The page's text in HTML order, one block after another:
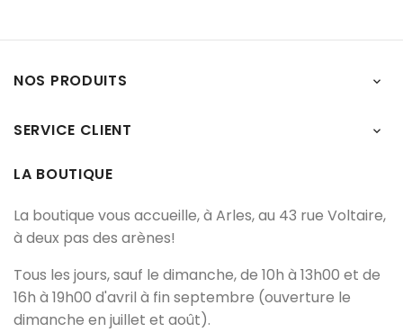
NOS PRODUITS 
SERVICE CLIENT 
LA BOUTIQUE
La boutique vous accueille, à Arles, au 43 rue Voltaire,
à deux pas des arènes!
Tous les jours, sauf le dimanche, de 10h à 13h00 et de
16h à 19h00 d'avril à fin septembre (ouverture le
dimanche en juillet et août).